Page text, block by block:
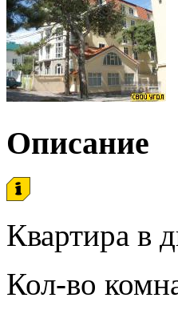
Описание
Квартира в
Кол-во